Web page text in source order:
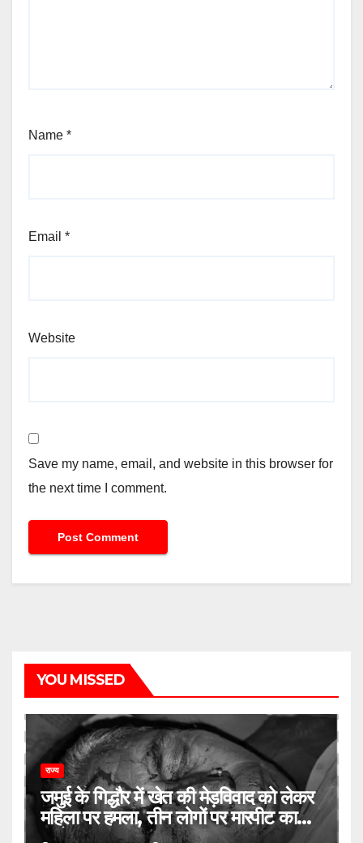
Name *
Email *
Website
Save my name, email, and website in this browser for
the next time I comment.
YOU MISSED
राज्य
जमुई के गिद्धौर में खेत की मेड़विवाद को लेकर
महिला पर हमला, तीन लोगों पर मारपीट का
आरोप